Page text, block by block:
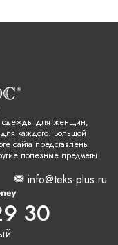
одежды для женщин,
каждого. Большой
сайта представлены
полезные предметы
info@teks-plus.ru
30